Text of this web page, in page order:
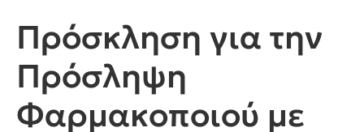
Πρόσκληση για την
Πρόσληψη
Φαρμακοποιού με